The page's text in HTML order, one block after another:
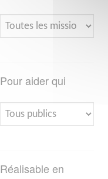
Pour aider qui
Réalisable en